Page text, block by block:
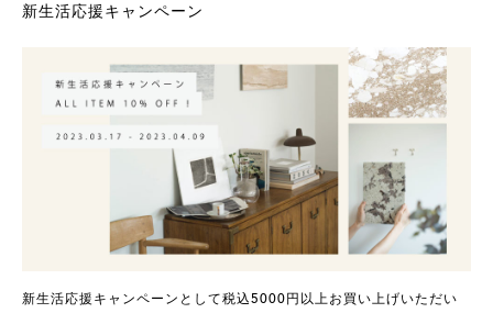
新生活応援キャンペーン
新生活応援キャンペーンとして税込5000円以上お買い上げいただい